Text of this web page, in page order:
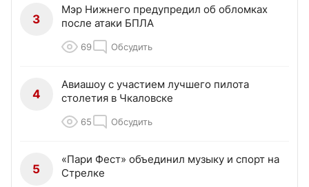
3
Мэр Нижнего предупредил об обломках
после атаки БПЛА
69 Обсудить
4
Авиашоу с участием лучшего пилота
столетия в Чкаловске
65 Обсудить
5
«Пари Фест» объединил музыку и спорт на
Стрелке